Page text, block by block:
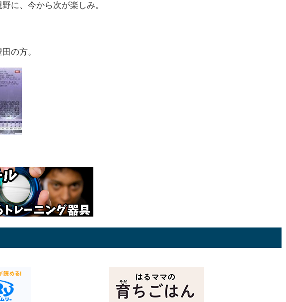
に、今から次が楽しみ。
の方。